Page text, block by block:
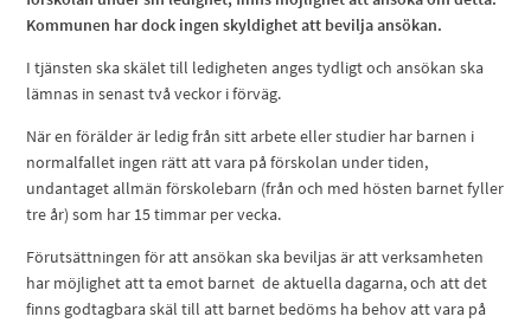
Kommunen har dock ingen skyldighet att bevilja ansökan.
I tjänsten ska skälet till ledigheten anges tydligt och ansökan ska
lämnas in senast två veckor i förväg.
När en förälder är ledig från sitt arbete eller studier har barnen i
normalfallet ingen rätt att vara på förskolan under tiden,
undantaget allmän förskolebarn (från och med hösten barnet fyller
tre år) som har 15 timmar per vecka.
Förutsättningen för att ansökan ska beviljas är att verksamheten
har möjlighet att ta emot barnet de aktuella dagarna, och att det
finns godtagbara skäl till att barnet bedöms ha behov att vara på